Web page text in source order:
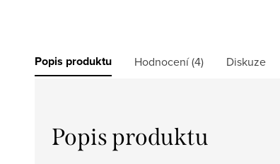
Popis produktu Hodnocení (4) Diskuze
Popis produktu